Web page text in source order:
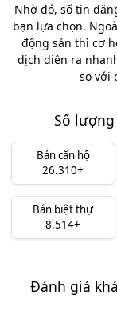
Nhờ đó, số tin
bạn lựa chọn.
động sản thì cơ
dịch diễn ra
so với
Số
Bán căn hộ
26.310+
Bán biệt thự
8.514+
Đánh giá